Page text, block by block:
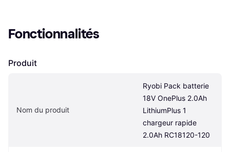
Fonctionnalités
Produit
Nom du produit
Ryobi Pack batterie
18V OnePlus 2.0Ah
LithiumPlus 1
chargeur rapide
2.0Ah RC18120-120